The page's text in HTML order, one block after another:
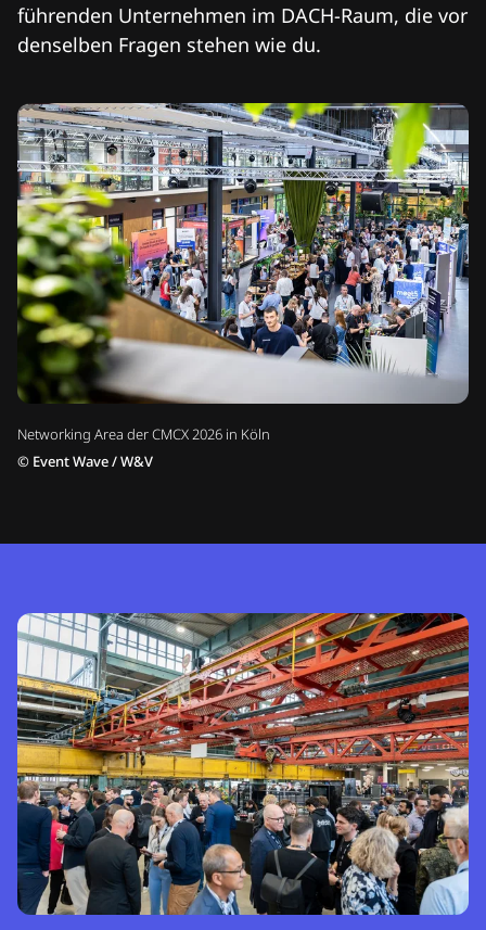
Networking Area der CMCX 2026 in Köln
© Event Wave / W&V
führenden Unternehmen im DACH-Raum, die vor
denselben Fragen stehen wie du.